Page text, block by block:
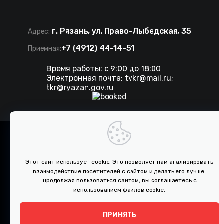
Адрес: г. Рязань, ул. Право-Лыбедская, 35
Приемная:+7 (4912) 44-14-51
Время работы: с 9:00 до 18:00
Электронная почта: tvkr@mail.ru;
tkr@ryazan.gov.ru
2026 . Все права защищены. ТКР.
Разработка сайта IT-media
ПРОТИВОДЕЙСТВИЕ КОРРУПЦИИ
Политика конфиденциальности
Этот сайт использует cookie. Это позволяет нам анализировать
взаимодействие посетителей с сайтом и делать его лучше.
Продолжая пользоваться сайтом, вы соглашаетесь с
использованием файлов cookie.
ПРИНЯТЬ